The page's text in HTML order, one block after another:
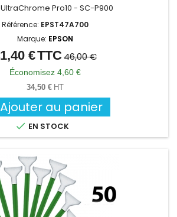
Pro10 - SC-P900
Référence: EPST47A700
Marque: EPSON
Prix
Prix
de
base
€TTC46,00 €
Économisez 4,60 €
34,50 € HT
Ajouter au panier
 EN STOCK